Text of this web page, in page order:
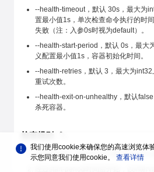
--health-timeout，默认 30s，最大为
置最小值1s，单次检查命令执行的时
失败（注：入参0s时视为default）。
--health-start-period，默认 0s，最大
义配置最小值1s，容器初始化时间。
--health-retries，默认 3，最大为
重试次数。
--health-exit-on-unhealthy，默认
杀死容器。
检查规则
容器启动后，容器状态中显示
我们使用cookie来确保您的高速浏览体
示您同意我们使用cookie。 查看详情